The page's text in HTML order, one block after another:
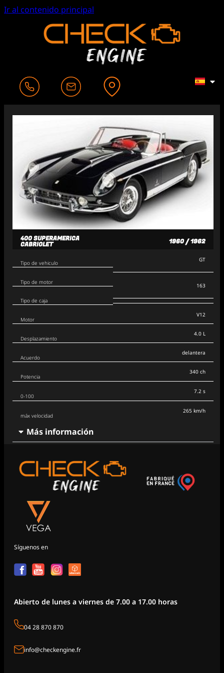
Ir al contenido principal
400 SUPERAMERICA
CABRIOLET 1960 / 1962
Tipo de vehiculo
Tipo de motor
Tipo de caja
GT
163
Motor
Desplazamiento
Acuerdo
V12
4.0 L
delantera
Potencia
0-100
máx velocidad
340 ch
7.2 s
265 km/h
Más información
Síguenos en
Abierto de lunes a viernes de 7.00 a 17.00 horas
04 28 870 870
info@checkengine.fr